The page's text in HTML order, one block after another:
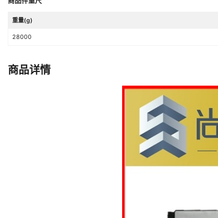
商品名称
重量(g)
28000
商品详情